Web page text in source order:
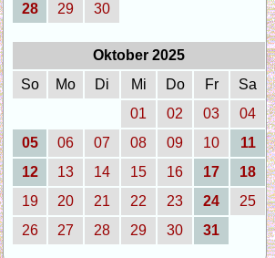
28
29 30
Oktober 2025
So
Mo Di Mi Do Fr
Sa
01
02 03
04
05
06 07 08 09 10
11
12
13 14 15 16 17
18
19
20 21 22 23 24
25
26
27 28 29 30 31